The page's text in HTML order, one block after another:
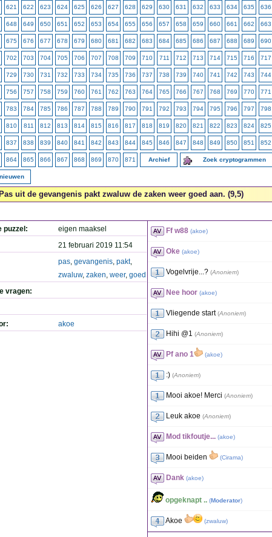
621 622 623 624 625 626 627 628 629 630 631 632 633 634 635 636
648 649 650 651 652 653 654 655 656 657 658 659 660 661 662 663
675 676 677 678 679 680 681 682 683 684 685 686 687 688 689 690
702 703 704 705 706 707 708 709 710 711 712 713 714 715 716 717
729 730 731 732 733 734 735 736 737 738 739 740 741 742 743 744
756 757 758 759 760 761 762 763 764 765 766 767 768 769 770 771
783 784 785 786 787 788 789 790 791 792 793 794 795 796 797 798
810 811 812 813 814 815 816 817 818 819 820 821 822 823 824 825
837 838 839 840 841 842 843 844 845 846 847 848 849 850 851 852
864 865 866 867 868 869 870 871 Archief Zoek cryptogrammen
uit de gevangenis pakt zwaluw de zaken weer goed aan. (9,5)
puzzel:
eigen maaksel
21 februari 2019 11:54
pas, gevangenis, pakt,
zwaluw, zaken, weer, goed
vragen:
akoe
Ff w88 (akoe)
Oke (akoe)
Vogelvrije...? (Anoniem)
Nee hoor (akoe)
Vliegende start (Anoniem)
Hihi @1 (Anoniem)
Pf ano 1 (akoe)
:) (Anoniem)
Mooi akoe! Merci (Anoniem)
Leuk akoe (Anoniem)
Mod tikfoutje... (akoe)
Mooi beiden (Cirama)
Dank (akoe)
opgeknapt .. (Moderator)
Akoe (zwaluw)